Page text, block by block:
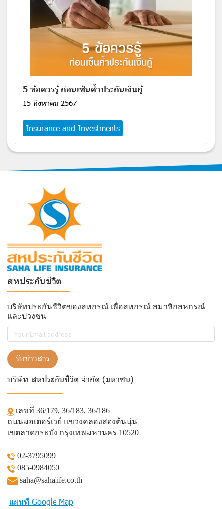
5 ข้อควรรู้ ก่อนเซ็นค้ำประกันเงินกู้
15 สิงหาคม 2567
Insurance and Investments
สหประกันชีวิต
บริษัทประกันชีวิตของสหกรณ์ เพื่อสหกรณ์ สมาชิกสหกรณ์
และปวงชน
รับข่าวสาร
บริษัท สหประกันชีวิต จำกัด (มหาชน)
เลขที่ 36/179, 36/183, 36/186
ถนนมอเตอร์เวย์ แขวงคลองสองต้นนุ่น
เขตลาดกระบัง กรุงเทพมหานคร 10520
02-3795099
085-0984050
saha@sahalife.co.th
แผนที่ Google Map